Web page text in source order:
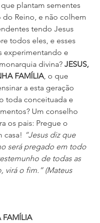
plantam sementes
do Reino, e não colhem
tendo Jesus
todos eles, e esses
experimentando e
divina? JESUS,
FAMÍLIA, o que
a esta geração
toda conceituada e
Um conselho
os pais: Pregue o
casa! “Jesus diz que
será pregado em todo
de todas as
virá o fim.” (Mateus
FAMÍLIA